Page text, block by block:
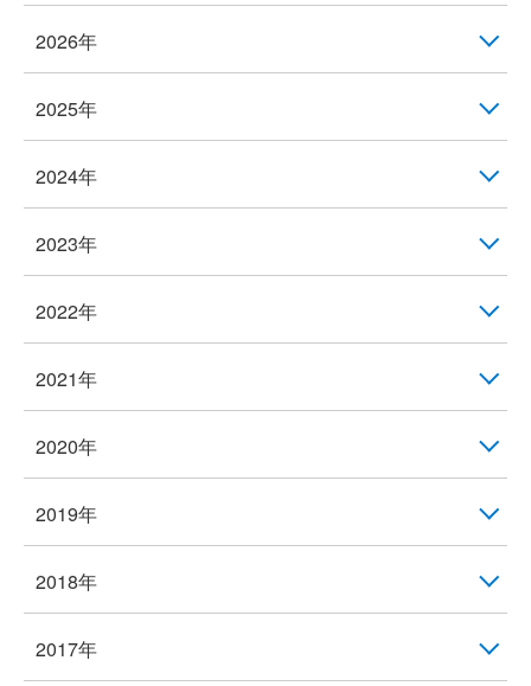
2026年
2025年
2024年
2023年
2022年
2021年
2020年
2019年
2018年
2017年